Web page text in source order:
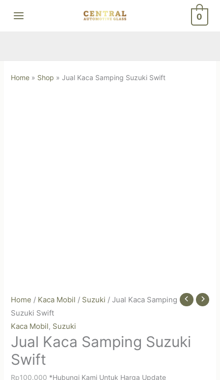
0
Home» Shop » Jual Kaca Samping Suzuki Swift
Home / Kaca Mobil / Suzuki / Jual Kaca Samping
Suzuki Swift
Kaca Mobil, Suzuki
Jual Kaca Samping Suzuki
Swift
Rp100.000 *Hubungi Kami Untuk Harga Update